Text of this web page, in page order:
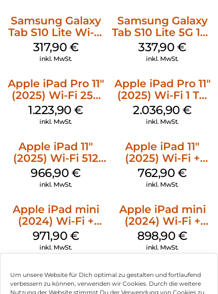
Um unsere Website für Dich optimal zu gestalten und fortlaufend
verbessern zu können, verwenden wir Cookies. Durch die weitere
Nutzung der Website stimmst Du der Verwendung von Cookies zu.
Samsung Galaxy
Tab S10 Lite Wi-Fi
128 GB Gray
317,90 €
inkl. MwSt.
Samsung Galaxy
Tab S10 Lite 5G 128
GB Gray
337,90€
inkl. MwSt.
Apple iPad Pro 11″
(2025) Wi-Fi 256
GB Standardglas
Space Schwarz
1.223,90€
inkl. MwSt.
Apple iPad Pro 11″
(2025) Wi-Fi 1 TB
Nanotexturglas
Silber
2.036,90€
inkl. MwSt.
Apple iPad 11″
(2025) Wi-Fi 512
GB Gelb
966,90€
inkl. MwSt.
Apple iPad 11″
(2025) Wi-Fi +
Cellular 256 GB
Silber
762,90€
inkl. MwSt.
Apple iPad mini
(2024) Wi-Fi +
Cellular 128 GB
Space Grau
971,90 €
inkl. MwSt.
Apple iPad mini
(2024) Wi-Fi +
Cellular 256 GB
Space Grau
898,90€
inkl. MwSt.